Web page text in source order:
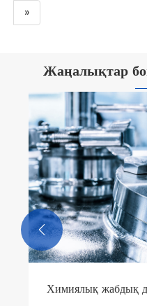
»
Жаңалықтар
Химиялық жабдық
